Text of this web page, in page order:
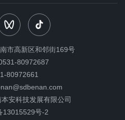
市高新区和邻街169号
80972687
80972661
安科技发展有限公司
13015529号-2